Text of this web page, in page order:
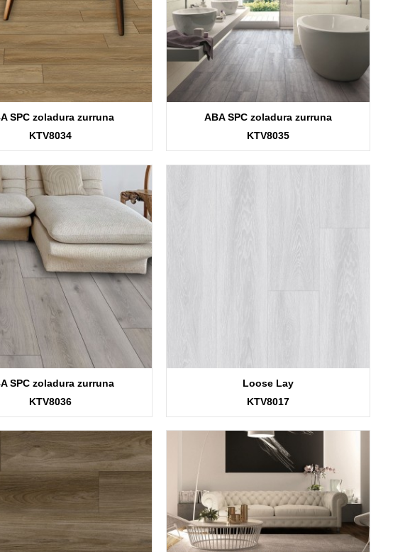
SPC zoladura zurruna
KTV8034
ABA SPC zoladura zurruna
KTV8035
SPC zoladura zurruna
KTV8036
Loose Lay
KTV8017